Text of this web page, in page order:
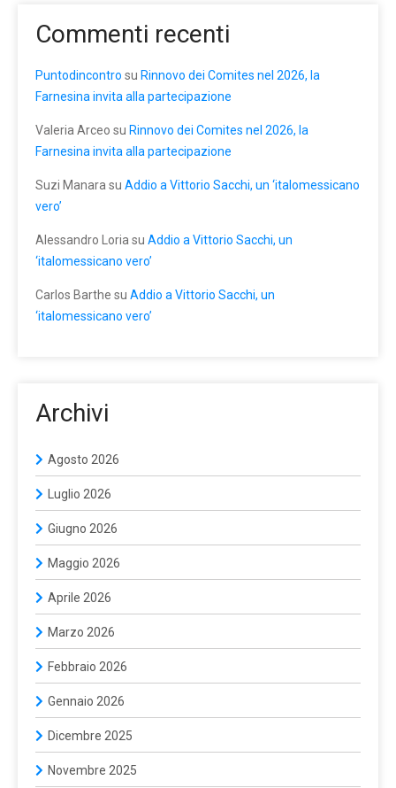
Commenti recenti
Puntodincontro su Rinnovo dei Comites nel 2026, la
Farnesina invita alla partecipazione
Valeria Arceo su Rinnovo dei Comites nel 2026, la
Farnesina invita alla partecipazione
Suzi Manara su Addio a Vittorio Sacchi, un ‘italomessicano
vero’
Alessandro Loria su Addio a Vittorio Sacchi, un
‘italomessicano vero’
Carlos Barthe su Addio a Vittorio Sacchi, un
‘italomessicano vero’
Archivi
Agosto 2026
Luglio 2026
Giugno 2026
Maggio 2026
Aprile 2026
Marzo 2026
Febbraio 2026
Gennaio 2026
Dicembre 2025
Novembre 2025